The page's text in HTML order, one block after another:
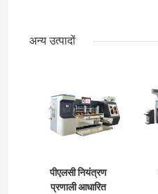
अन्य उत्पादों
पीएलसी नियंत्रण
प्रणाली आधारित